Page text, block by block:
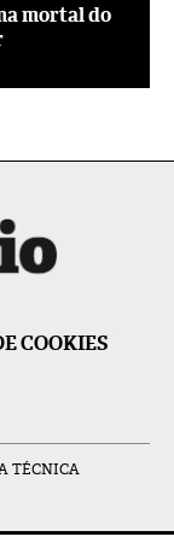
mortal do
COOKIES
TÉCNICA